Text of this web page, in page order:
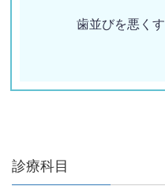
歯並びを悪く
診療科目